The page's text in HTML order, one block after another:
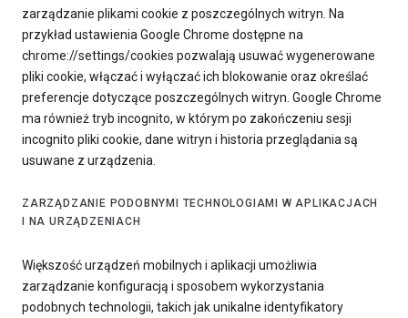
zarządzanie plikami cookie z poszczególnych witryn. Na
przykład ustawienia Google Chrome dostępne na
chrome://settings/cookies pozwalają usuwać wygenerowane
pliki cookie, włączać i wyłączać ich blokowanie oraz określać
preferencje dotyczące poszczególnych witryn. Google Chrome
ma również tryb incognito, w którym po zakończeniu sesji
incognito pliki cookie, dane witryn i historia przeglądania są
usuwane z urządzenia.
ZARZĄDZANIE PODOBNYMI TECHNOLOGIAMI W APLIKACJACH
I NA URZĄDZENIACH
Większość urządzeń mobilnych i aplikacji umożliwia
zarządzanie konfiguracją i sposobem wykorzystania
podobnych technologii, takich jak unikalne identyfikatory